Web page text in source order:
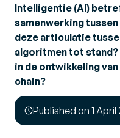
Intelligentie (AI)
samenwerking
deze articulatie
algoritmen tot stand?
in de ontwikkeling
chain?
Published on 1 April